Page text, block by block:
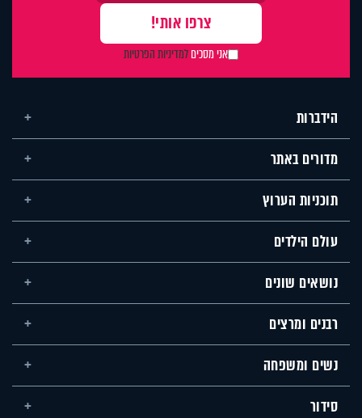
אני מסכיםלמדיניות הפרטיות
הידברות
מדורים באתר
תוכניות הערוץ
עולם הילדים
נושאים שונים
רבנים ומרצים
נשים ומשפחה
סידור